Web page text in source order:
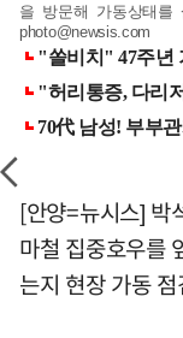
을 방문해 가동상태를
photo@newsis.com
[안양=뉴시스] 박
마철 집중호우를
는지 현장 가동